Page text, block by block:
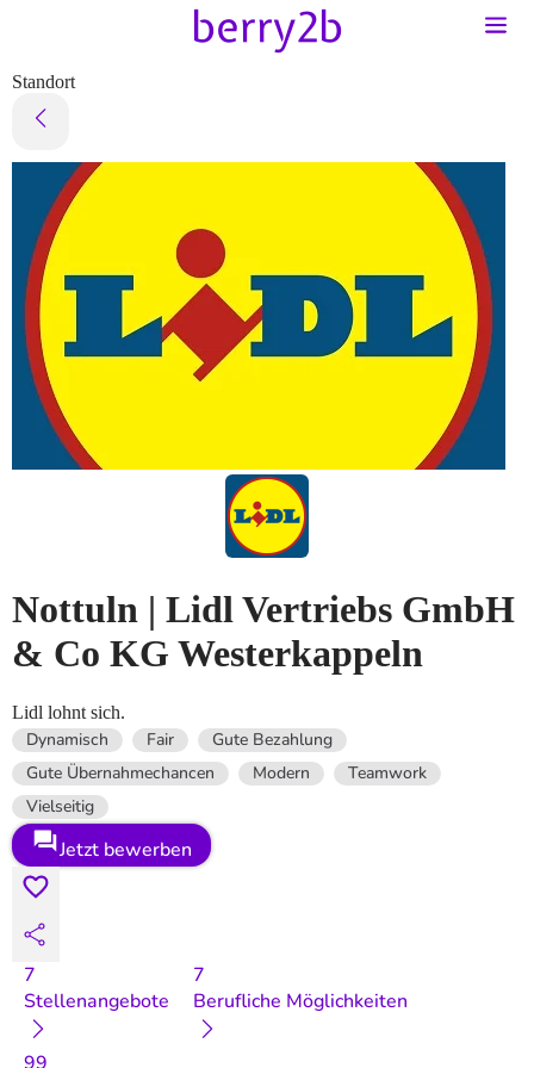
Standort
Nottuln | Lidl Vertriebs GmbH
& Co KG Westerkappeln
Lidl lohnt sich.
Dynamisch Fair
Gute Bezahlung
Gute Übernahmechancen
Modern
Teamwork
Vielseitig
Jetzt bewerben
7
Stellenangebote
7
Berufliche Möglichkeiten